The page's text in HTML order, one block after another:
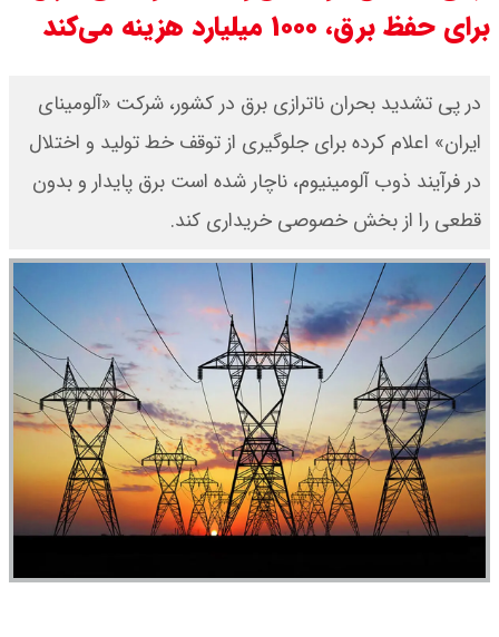
قیمت طلا ۱۸ عیار امروز جمعه ۱۶ مرداد
۱۴۰۵ اعلام شد/ طلا بر مدار صعود
قیمت نفت امروز جمعه ۱۶ مرداد ۱۴۰۵
/ نفت صعودی شد + جدول
برای حفظ برق، ۱۰۰۰ میلیارد هزینه می‌کند
در پی تشدید بحران ناترازی برق در کشور، شرکت «آلومینای
ایران» اعلام کرده برای جلوگیری از توقف خط تولید و اختلال
در فرآیند ذوب آلومینیوم، ناچار شده است برق پایدار و بدون
قطعی را از بخش خصوصی خریداری کند.